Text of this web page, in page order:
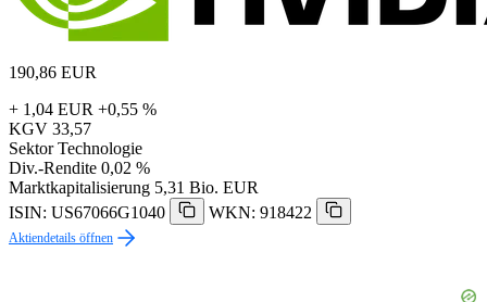
190,86 EUR
+ 1,04 EUR +0,55 %
KGV 33,57
Sektor Technologie
Div.-Rendite 0,02 %
Marktkapitalisierung 5,31 Bio. EUR
ISIN: US67066G1040
WKN: 918422
Aktiendetails öffnen